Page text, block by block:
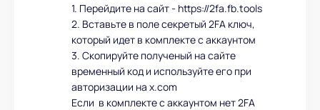
1. Перейдите на сайт - https://2fa.fb.tools
2. Вставьте в поле секретый 2FA ключ,
который идет в комплекте с аккаунтом
3. Скопируйте полученый на сайте
временный код и используйте его при
авторизации на x.com
Если в комплекте с аккаунтом нет 2FA